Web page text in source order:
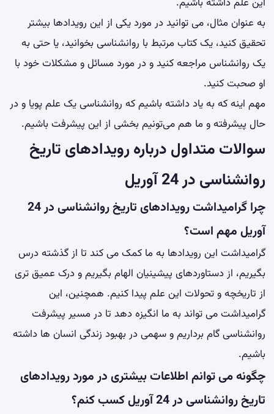
به عنوان مثال، می توانید در مورد یکی از این رویدادها بیشتر
تحقیق کنید، یک کتاب مرتبط با روانشناسی بخوانید، یا حتی به
یک روانشناس مراجعه کنید و در مورد مسائل و مشکلات خود با
او صحبت کنید.
مهم اینه که به یاد داشته باشیم که روانشناسی یک علم پویا و در
حال پیشرفته و ما هم می‌تونیم بخشی از این پیشرفت باشیم.
سوالات متداول درباره رویدادهای تاریخ
روانشناسی در 24 آوریل
چرا گرامیداشت رویدادهای تاریخ روانشناسی در 24
آوریل مهم است؟
گرامیداشت این رویدادها به ما کمک می کند تا از گذشته درس
بگیریم، از دستاوردهای پیشینیان الهام بگیریم و درک عمیق تری
از تاریخچه و تحولات این علم پیدا کنیم. همچنین، این
گرامیداشت می تواند به ما انگیزه دهد تا در مسیر پیشرفت
روانشناسی گام برداریم و سهمی در بهبود زندگی انسان ها داشته
باشیم.
چگونه می توانم اطلاعات بیشتری در مورد رویدادهای
تاریخ روانشناسی در 24 آوریل کسب کنم؟